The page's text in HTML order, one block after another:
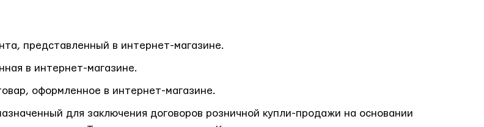
представленный в интернет-магазине.
в интернет-магазине.
оформленное в интернет-магазине.
для заключения договоров розничной купли-продажи на основании